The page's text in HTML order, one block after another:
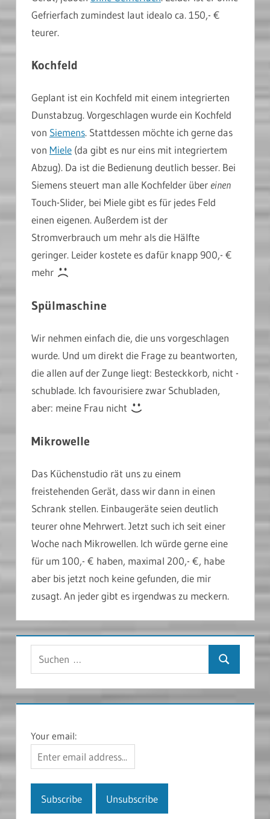
Gefrierfach zumindest laut idealo ca. 150,- €
teurer.
Kochfeld
Geplant ist ein Kochfeld mit einem integrierten
Dunstabzug. Vorgeschlagen wurde ein Kochfeld
von Siemens. Stattdessen möchte ich gerne das
von Miele (da gibt es nur eins mit integriertem
Abzug). Da ist die Bedienung deutlich besser. Bei
Siemens steuert man alle Kochfelder über einen
Touch-Slider, bei Miele gibt es für jedes Feld
einen eigenen. Außerdem ist der
Stromverbrauch um mehr als die Hälfte
geringer. Leider kostete es dafür knapp 900,- €
mehr
Spülmaschine
Wir nehmen einfach die, die uns vorgeschlagen
wurde. Und um direkt die Frage zu beantworten,
die allen auf der Zunge liegt: Besteckkorb, nicht -
schublade. Ich favourisiere zwar Schubladen,
aber: meine Frau nicht
Mikrowelle
Das Küchenstudio rät uns zu einem
freistehenden Gerät, dass wir dann in einen
Schrank stellen. Einbaugeräte seien deutlich
teurer ohne Mehrwert. Jetzt such ich seit einer
Woche nach Mikrowellen. Ich würde gerne eine
für um 100,- € haben, maximal 200,- €, habe
aber bis jetzt noch keine gefunden, die mir
zusagt. An jeder gibt es irgendwas zu meckern.
Suchen
Your email: